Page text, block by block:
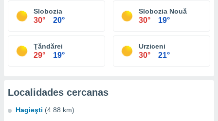
Slobozia
30° 20°
Slobozia Nouă
30° 19°
Ţăndărei
29° 19°
Urziceni
30° 21°
Localidades cercanas
Hagieşti (4.88 km)